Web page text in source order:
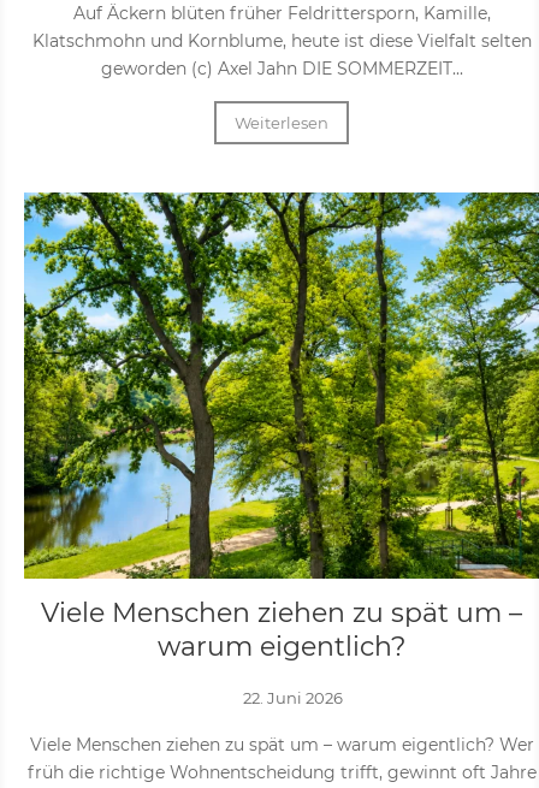
Auf Äckern blüten früher Feldrittersporn, Kamille,
Klatschmohn und Kornblume, heute ist diese Vielfalt selten
geworden (c) Axel Jahn DIE SOMMERZEIT...
Weiterlesen
Viele Menschen ziehen zu spät um –
warum eigentlich?
22. Juni 2026
Viele Menschen ziehen zu spät um – warum eigentlich? Wer
früh die richtige Wohnentscheidung trifft, gewinnt oft Jahre